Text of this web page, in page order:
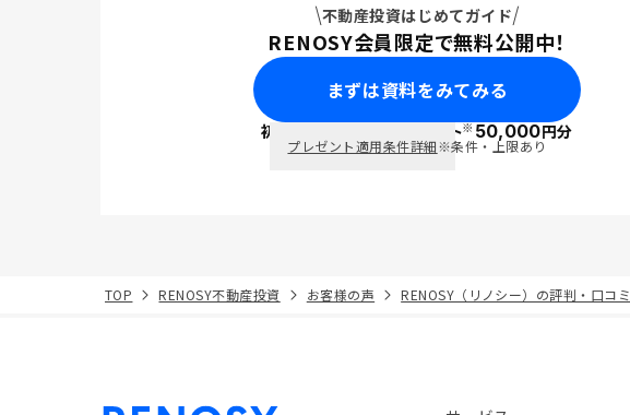
不動産投資はじめてガイド
RENOSY会員限定で無料公開中！
まずは資料をみてみる
初回面談で ポイント※50,000円分
プレゼント適用条件詳細※条件・上限あり
TOP RENOSY不動産投資 お客様の声 RENOSY（リノシー）の評判・口コミ